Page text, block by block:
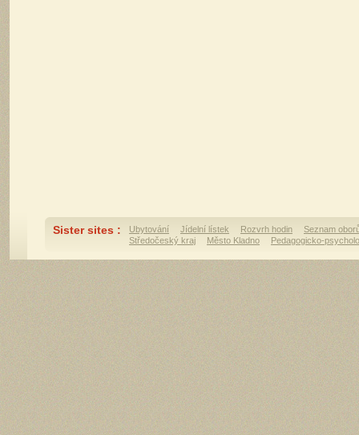
Sister sites : Ubytování Jídelní lístek Rozvrh hodin
Seznam
Středočeský kraj
Město Kladno Pedagogicko-